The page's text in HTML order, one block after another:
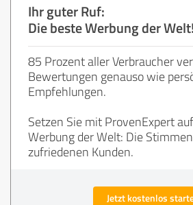
Ihr guter Ruf:
Die beste Werbung der Welt!
85 Prozent aller Verbraucher
Bewertungen genauso wie
Empfehlungen.
Setzen Sie mit ProvenExpert
Werbung der Welt: Die
zufriedenen Kunden.
Jetzt kostenlos